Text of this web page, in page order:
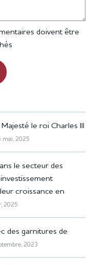
doivent être
le roi Charles III
mai, 2025
le secteur des
croissance en
2025
des garnitures de
2023